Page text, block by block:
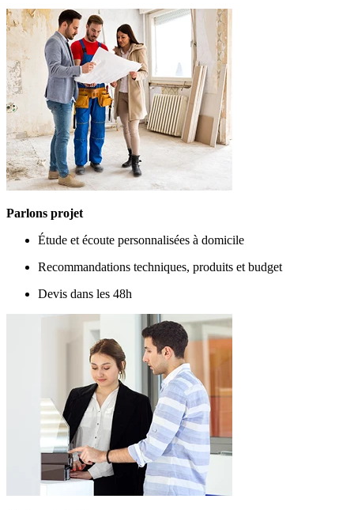
Parlons projet
Étude et écoute personnalisées à domicile
Recommandations techniques, produits et budget
Devis dans les 48h